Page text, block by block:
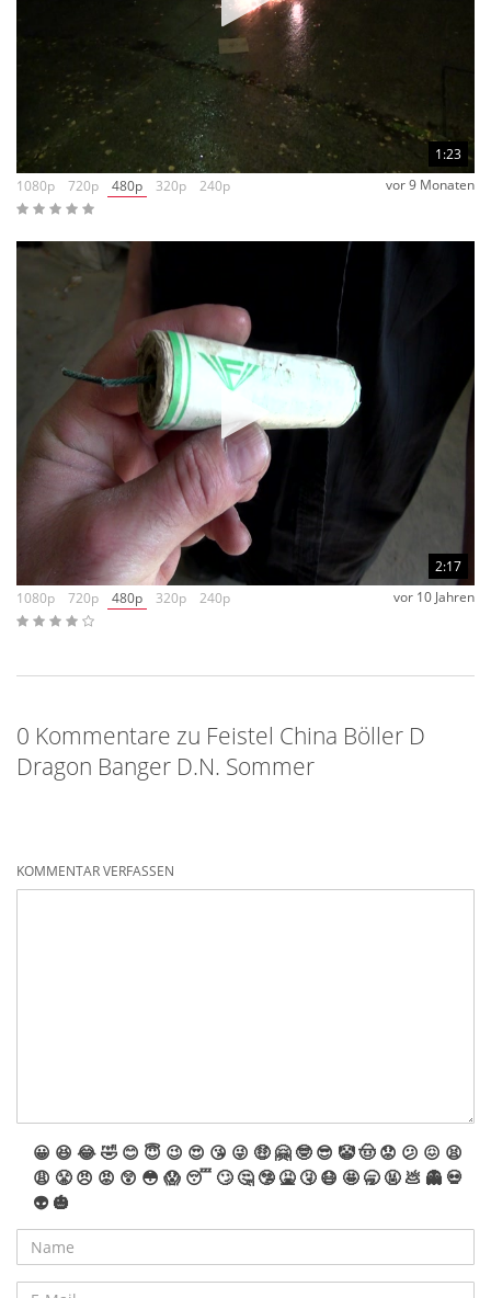
1:23
1080p
720p 480p 320p 240p vor 9 Monaten
2:17
1080p
720p 480p 320p 240p vor 10 Jahren
0 Kommentare zu Feistel China Böller D
Dragon Banger D.N. Sommer
KOMMENTAR VERFASSEN
😀 😆 😂🤣 😊 😇 😉 😍 😘 😜 🤑 🤗 🤓 😎 🤡🤠 😟 😕 😖 😫
😩 😤 😠 😡 😲 😳 😱 😴 🙄 🤔 🤥 🤮 🤧 😷 🤩 🥱 🤬 💩 👻 💀
👽 🎃